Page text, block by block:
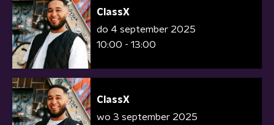
ClassX
do 4 september 2025
10:00 - 13:00
ClassX
wo 3 september 2025